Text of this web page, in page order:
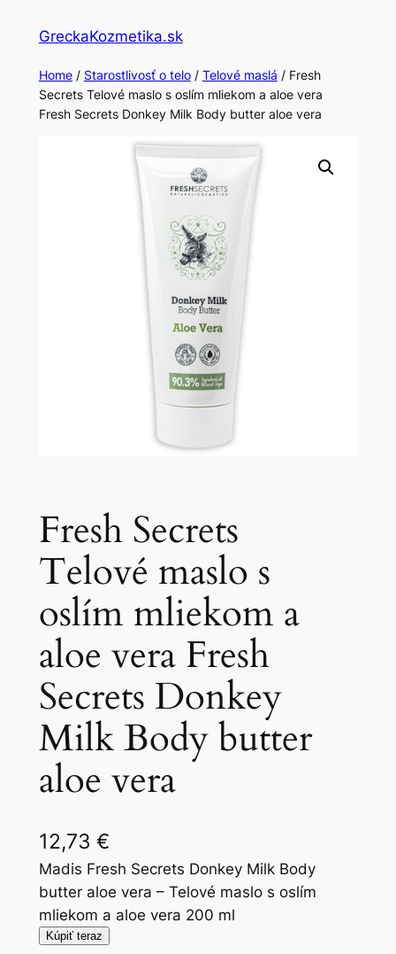
GreckaKozmetika.sk
Home/ Starostlivosť o telo/ Telové maslá / Fresh
Secrets Telové maslo s oslím mliekom a aloe vera
Fresh Secrets Donkey Milk Body butter aloe vera
Fresh Secrets
Telové maslo s
oslím mliekom a
aloe vera Fresh
Secrets Donkey
Milk Body butter
aloe vera
12,73 €
Madis Fresh Secrets Donkey Milk Body
butter aloe vera – Telové maslo s oslím
mliekom a aloe vera 200 ml
Kúpiť teraz